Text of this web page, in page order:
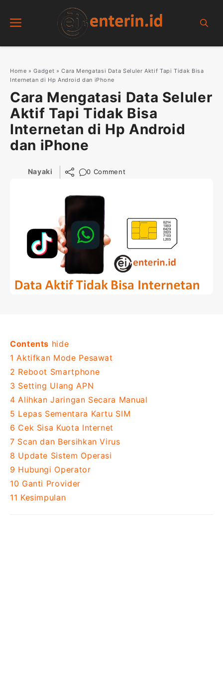
Menu
Home »Gadget »Cara Mengatasi Data Seluler Aktif Tapi Tidak Bisa
Internetan di Hp Android dan iPhone
Cara Mengatasi Data Seluler
Aktif Tapi Tidak Bisa
Internetan di Hp Android
dan iPhone
Nayaki 0 Comment
Contents hide
1 Aktifkan Mode Pesawat
2 Reboot Smartphone
3 Setting Ulang APN
4 Alihkan Jaringan Secara Manual
5 Lepas Sementara Kartu SIM
6 Cek Sisa Kuota Internet
7 Scan dan Bersihkan Virus
8 Update Sistem Operasi
9 Hubungi Operator
10 Ganti Provider
11 Kesimpulan